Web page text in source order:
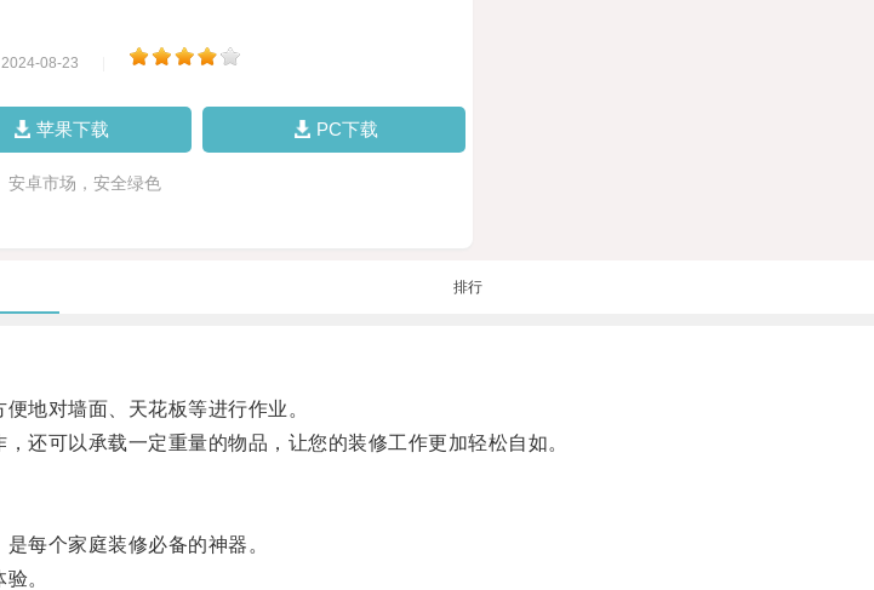
08-23
苹果下载 PC下载
安卓市场，安全绿色
排行
地对墙面、天花板等进行作业。
可以承载一定重量的物品，让您的装修工作更加轻松自如。
每个家庭装修必备的神器。
。